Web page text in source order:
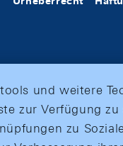
und weitere
zur Verfügung zu
zu